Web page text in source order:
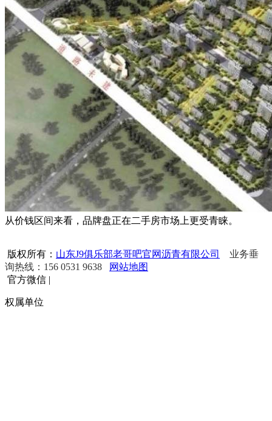
从价钱区间来看，品牌盘正在二手房市场上更受青睐。
版权所有： 山东J9俱乐部老哥吧官网沥青有限公司
业务垂
询热线：156 0531 9638
网站地图
官方微信 |
权属单位